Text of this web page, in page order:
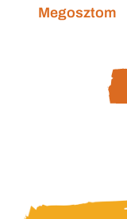
Megosztom